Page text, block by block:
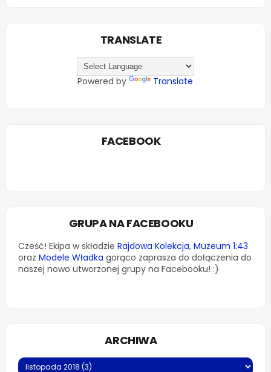
TRANSLATE
Powered by Translate
FACEBOOK
GRUPA NA FACEBOOKU
Cześć! Ekipa w składzie Rajdowa Kolekcja, Muzeum 1:43
oraz Modele Władka gorąco zaprasza do dołączenia do
naszej nowo utworzonej grupy na Facebooku! :)
ARCHIWA